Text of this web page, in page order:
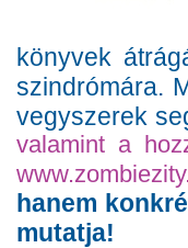
könyvek
szindrómára.
vegyszerek
valamint a
hanem
mutatja!